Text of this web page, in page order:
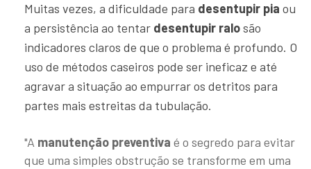
Muitas vezes, a dificuldade para desentupir pia ou
a persistência ao tentar desentupir ralosão
indicadores claros de que o problema é profundo. O
uso de métodos caseiros pode ser ineficaz e até
agravar a situação ao empurrar os detritos para
partes mais estreitas da tubulação.
"A manutenção preventiva é o segredo para evitar
que uma simples obstrução se transforme em uma